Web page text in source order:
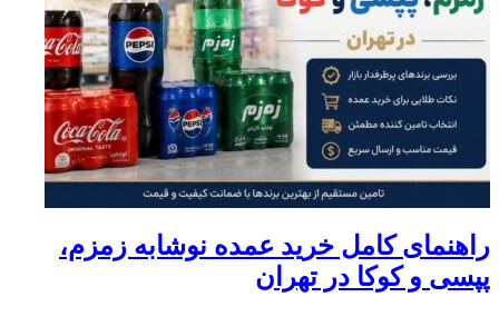
راهنمای کامل خرید عمده نوشابه زمزم،
پپسی و کوکا در تهران